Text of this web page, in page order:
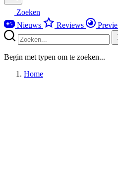
Zoeken
Nieuws
Reviews
Begin met typen om te zoeken...
Home